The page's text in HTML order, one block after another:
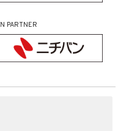
PARTNER